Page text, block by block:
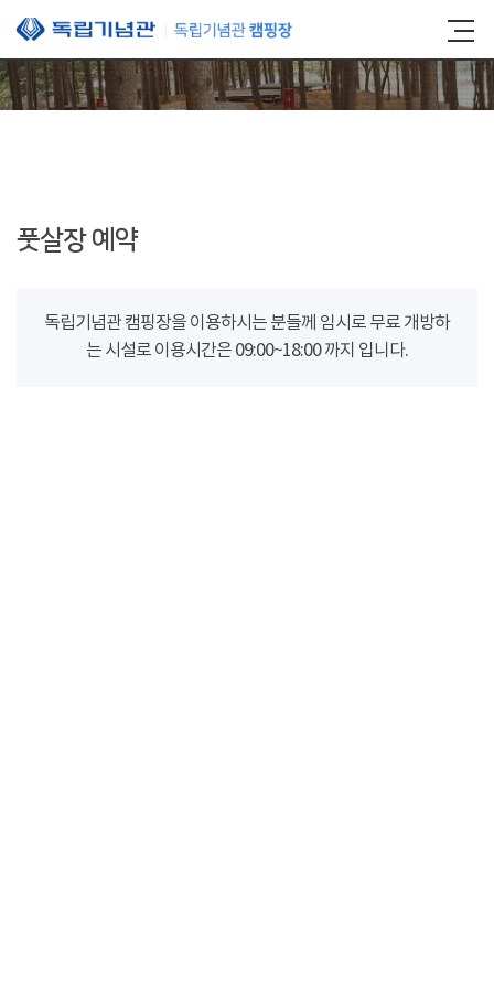
본문 바로가기
풋살장 예약
독립기념관 캠핑장을 이용하시는 분들께 임시로 무료 개방하
는 시설로 이용시간은 09:00~18:00 까지 입니다.